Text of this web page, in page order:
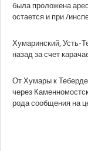
была проложена
остается и при /
Хумаринский, Усть-
назад за счет
От Хумары к
через
рода сообщения на